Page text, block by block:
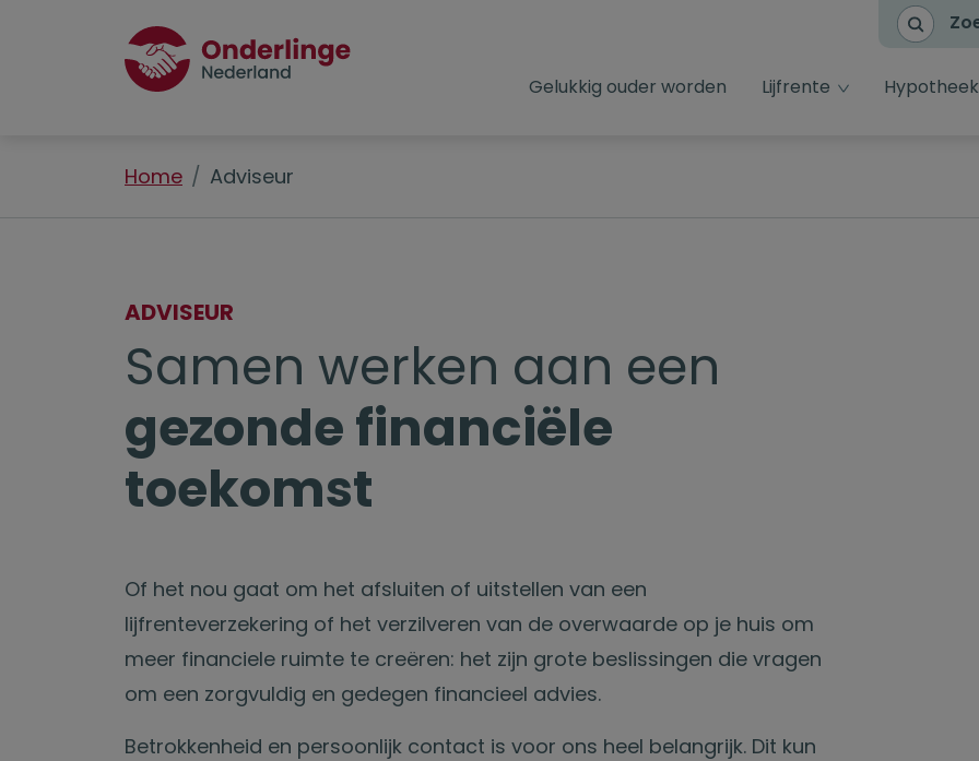
Gelukkig ouder worden Lijfrente dropdownHypotheek
Home Adviseur
ADVISEUR
Samen werken aan een
gezonde financiële
toekomst
Of het nou gaat om het afsluiten of uitstellen van een
lijfrenteverzekering of het verzilveren van de overwaarde op je huis om
meer financiele ruimte te creëren: het zijn grote beslissingen die vragen
om een zorgvuldig en gedegen financieel advies.
Betrokkenheid en persoonlijk contact is voor ons heel belangrijk. Dit kun